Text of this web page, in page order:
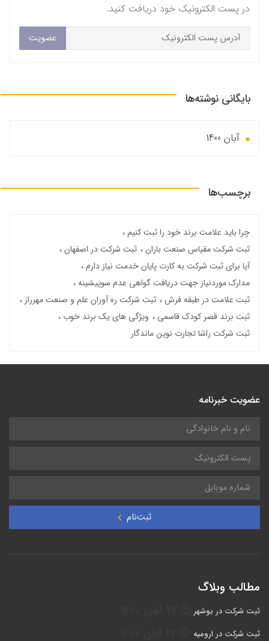
در پست الکترونیک خود دریافت کنید.
عضویت
بایگانی نوشته‌ها
آبان 1400
برچسب‌ها
چرا باید علامت برند خود را ثبت کنیم
ثبت شرکت مقیاس صنعت باران
ثبت شرکت در اصفهان
آیا برای ثبت شرکت به کارت پایان خدمت نیاز دارم
مدارک موردنیاز جهت دریافت گواهی عدم سوپیشینه
ثبت علامت در طبقه فرش
ثبت شرکت ره آوران علم و صنعت مهرراز
ثبت برند قصر کودک قاسمی
ویژگی های یک برند خوب
ثبت شرکت راشا تجارت نوین ماندگار
عضویت خبرنامه
ثبت‌نام
مطالب وبلاگ
ثبت شرکت در بوشهر
ثبت شرکت در ارومیه